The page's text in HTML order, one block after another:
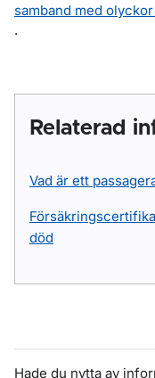
samband med
.
Relaterad
Vad är ett
död
Hade du nytta av